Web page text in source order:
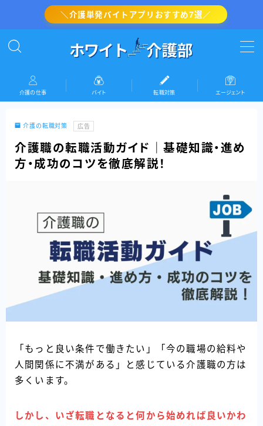
＼介護単発バイトアプリおすすめ7選／
MENU
介護の転職対策
介護の仕事
お問い合わせ
介護の仕事 バイト 転職対策 エージェント
介護の転職対策 広告
介護職の転職活動ガイド｜基礎知識・進め
方・成功のコツを徹底解説！
「もっと良い条件で働きたい」「今の職場の給料や
人間関係に不満がある」と感じている介護職の方は
多くいます。
しかし、いざ転職となると何から始めれば良いかわ